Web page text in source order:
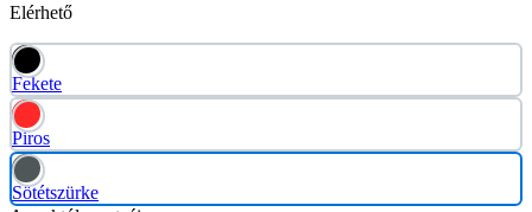
Elérhető
Fekete
Piros
Sötétszürke